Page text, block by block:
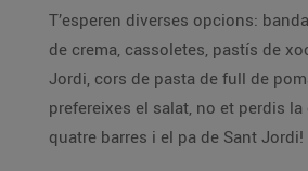
T’esperen diverses opcions:
de crema, cassoletes, pastís de
Jordi, cors de pasta de full de
prefereixes el salat, no et perdis
quatre barres i el pa de Sant Jordi!